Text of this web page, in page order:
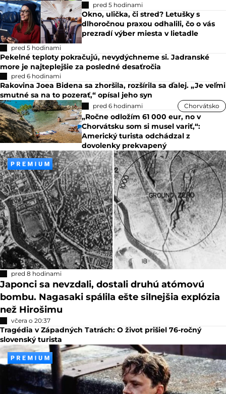
pred 5 hodinami
Okno, ulička, či stred? Letušky s
dlhoročnou praxou odhalili, čo o vás
prezradí výber miesta v lietadle
pred 5 hodinami
Pekelné teploty pokračujú, nevydýchneme si. Jadranské
more je najteplejšie za posledné desaťročia
pred 6 hodinami
Rakovina Joea Bidena sa zhoršila, rozšírila sa ďalej. „Je veľmi
smutné sa na to pozerať,“ opísal jeho syn
pred 6 hodinami Chorvátsko
„Ročne odložím 61 000 eur, no v
Chorvátsku som si musel variť,“:
Americký turista odchádzal z
dovolenky prekvapený
pred 8 hodinami
Japonci sa nevzdali, dostali druhú atómovú
bombu. Nagasaki spálila ešte silnejšia explózia
než Hirošimu
včera o 20:37
Tragédia v Západných Tatrách: O život prišiel 76-ročný
slovenský turista